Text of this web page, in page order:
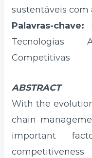
sustentáveis ​​com
Palavras-chave:
Tecnologias
Competitivas
ABSTRACT
With the
chain
important